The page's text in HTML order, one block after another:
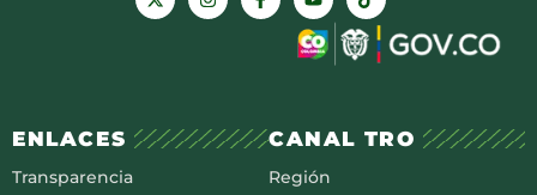
ENLACES
Transparencia
CANAL TRO
Región